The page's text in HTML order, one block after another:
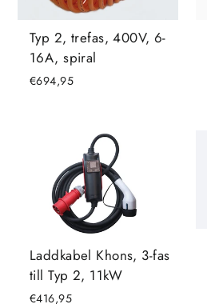
Typ 2, trefas, 400V, 6-
16A, spiral
€694,95
Laddkabel Khons, 3-fas
till Typ 2, 11kW
€416,95